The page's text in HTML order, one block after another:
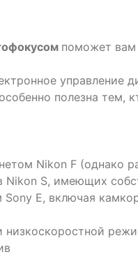
поможет вам
управление
полезна тем,
Nikon F (однако
Nikon S, имеющих
E, включая